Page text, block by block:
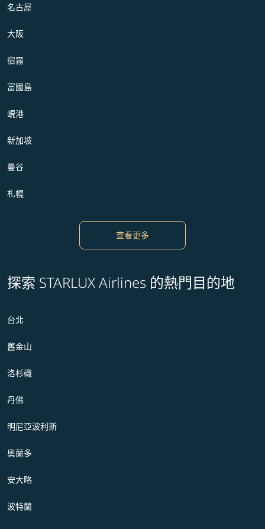
名古屋
大阪
宿霧
富國島
峴港
新加坡
曼谷
札幌
查看更多
探索 STARLUX Airlines 的熱門目的地
台北
舊金山
洛杉磯
丹佛
明尼亞波利斯
奧蘭多
安大略
波特蘭